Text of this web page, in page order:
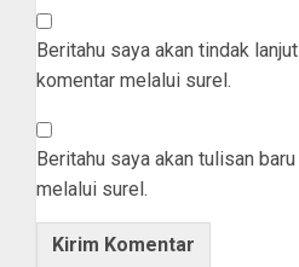
Beritahu saya akan tindak lanjut
komentar melalui surel.
Beritahu saya akan tulisan baru
melalui surel.